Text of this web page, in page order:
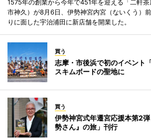
1575年の創業から今年で451年を迎える「二軒
市神久）が8月6日、伊勢神宮内宮（ないくう）
りに面した宇治浦田に新店舗を開業した。
買う
志摩・市後浜で初のイベン
スキムボードの聖地に
買う
伊勢神宮式年遷宮応援本第2
勢さん』の旅」刊行